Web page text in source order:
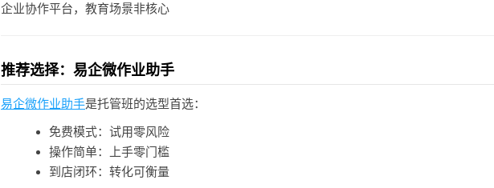
企业协作平台，教育场景非核心
推荐选择：易企微作业助手
易企微作业助手是托管班的选型首选：
免费模式：试用零风险
操作简单：上手零门槛
到店闭环：转化可衡量